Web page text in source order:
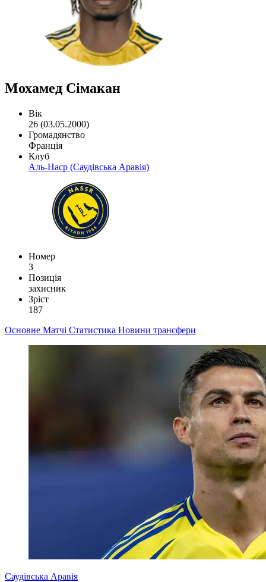
Мохамед Сімакан
Вік
26 (03.05.2000)
Громадянство
Франція
Клуб
Аль-Наср (Саудівська Аравія)
Номер
3
Позиція
захисник
Зріст
187
Основне Матчі Статистика Новини трансфери
Саудівська Аравія